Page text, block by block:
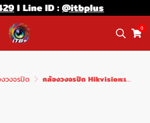
l Line lD :@itbplus
0
วงจรปิด กล้องวงจรปิด Hikvision:เทคโนโลยีล้ำยุคเพื่อความปลอดภัยทันสมัย